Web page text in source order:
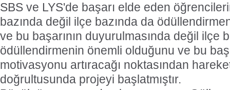
SBS ve LYS'de başarı elde eden
bazında değil ilçe bazında da
ve bu başarının duyurulmasında değil ilçe
ödüllendirmenin önemli olduğunu ve bu
motivasyonu artıracağı noktasından
doğrultusunda projeyi başlatmıştır.